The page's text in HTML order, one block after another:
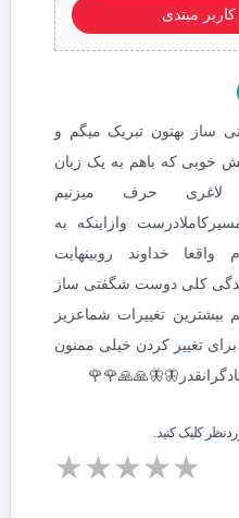
ساز بهتون تبریک میگم و
خوبی که باهم به یک زبان
حرف میزنیم
وازاینکه به
خداوند روبینهایت
کلی دوست شگفتی ساز
تغییرات شماعزیز
برای تغییر کردن خیلی ممنون
کلیک کنید.
★★★★★